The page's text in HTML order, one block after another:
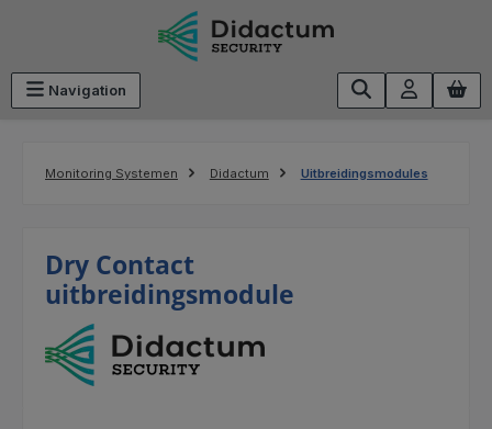
Navigation
Monitoring Systemen Didactum Uitbreidingsmodules
Dry Contact
uitbreidingsmodule